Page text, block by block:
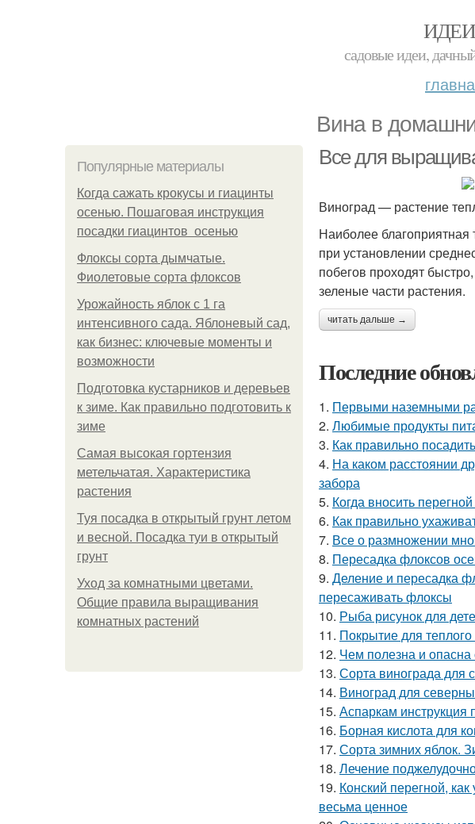
садовые идеи,
Вина в
Популярные материалы
Когда сажать крокусы и гиацинты
осенью. Пошаговая инструкция
посадки гиацинтов осенью
Флоксы сорта дымчатые.
Фиолетовые сорта флоксов
Урожайность яблок с 1 га
интенсивного сада. Яблоневый сад,
как бизнес: ключевые моменты и
возможности
Подготовка кустарников и деревьев
к зиме. Как правильно подготовить к
зиме
Самая высокая гортензия
метельчатая. Характеристика
растения
Туя посадка в открытый грунт летом
и весной. Посадка туи в открытый
грунт
Уход за комнатными цветами.
Общие правила выращивания
комнатных растений
Все для
Виноград — растение
Наиболее благоприятная
при установлении
побегов проходят
зеленые части растения.
читать дальше →
Последние
1. Первыми наземными
2. Любимые продукты
3. Как правильно
4. На каком расстоянии
забора
5. Когда вносить
6. Как правильно
7. Все о размножении
8. Пересадка флоксов
9. Деление и пересадка
пересаживать флоксы
10. Рыба рисунок для
11. Покрытие для
12. Чем полезна и опасна
13. Сорта винограда для
14. Виноград для
15. Аспаркам
16. Борная кислота для
17. Сорта зимних яблок.
18. Лечение
19. Конский перегной,
весьма ценное